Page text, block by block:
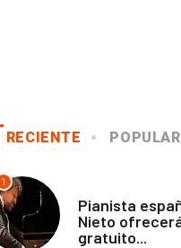
RECIENTE POPULAR
1
Pianista
Nieto
gratuito...